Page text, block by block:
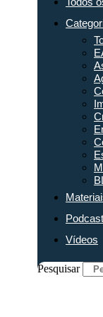
Podcast
Vídeos
Pesquisar